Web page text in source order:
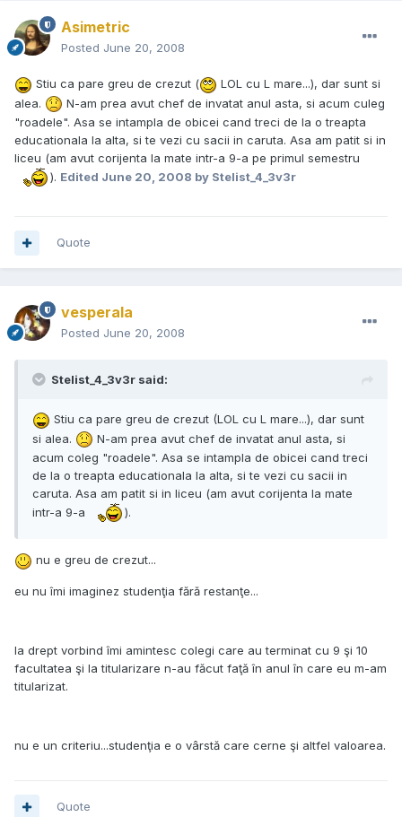
Asimetric
Posted June 20, 2008
Stiu ca pare greu de crezut (
LOL cu L mare...), dar sunt si
alea.
N-am prea avut chef de invatat anul asta, si acum culeg
"roadele". Asa se intampla de obicei cand treci de la o treapta
educationala la alta, si te vezi cu sacii in caruta. Asa am patit si in
liceu (am avut corijenta la mate intr-a 9-a pe primul semestru
). Edited June 20, 2008 by Stelist_4_3v3r
Quote
vesperala
Posted June 20, 2008
Stelist_4_3v3r said:
Stiu ca pare greu de crezut (LOL cu L mare...), dar sunt
si alea.
N-am prea avut chef de invatat anul asta, si
acum coleg "roadele". Asa se intampla de obicei cand treci
de la o treapta educationala la alta, si te vezi cu sacii in
caruta. Asa am patit si in liceu (am avut corijenta la mate
intr-a 9-a
).
nu e greu de crezut...
eu nu îmi imaginez studenţia fără restanţe...
la drept vorbind îmi amintesc colegi care au terminat cu 9 şi 10
facultatea şi la titularizare n-au făcut faţă în anul în care eu m-am
titularizat.
nu e un criteriu...studenţia e o vârstă care cerne şi altfel valoarea.
Quote